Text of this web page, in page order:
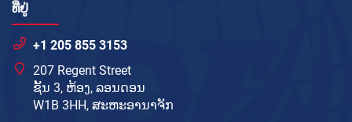
ທີ່ຢູ່
+1 205 855 3153
207 Regent Street
ຊັ້ນ 3, ຫ້ອງ, ລອນດອນ
W1B 3HH, ສະຫະອານາຈັກ